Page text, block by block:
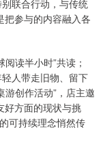
联合行动，与传统
把参与的内容融入各
读半小时”共读；
人带走旧物、留下
游创作活动”，店主邀
好方面的现状与挑
可持续理念悄然传